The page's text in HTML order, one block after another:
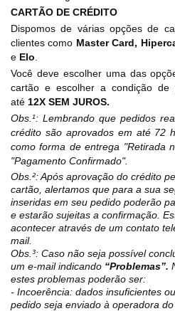
CARTÃO DE CRÉDITO
Dispomos de várias opções de
clientes como Master Card,
e Elo
Você deve escolher uma das
cartão e escolher a condição de
até 12X SEM JUROS.
Obs.¹: Lembrando que pedidos
crédito são aprovados em até 72
como forma de entrega "Retirada
"Pagamento Confirmado".
Obs.²: Após aprovação do crédito
cartão, alertamos que para a sua
inseridas em seu pedido poderão
e estarão sujeitas a confirmação.
acontecer através de um contato
mail.
Obs.³: Caso não seja possível
um e-mail indicando “Problemas”.
estes problemas poderão ser:
- Incoerência: dados insuficientes
pedido seja enviado à operadora do